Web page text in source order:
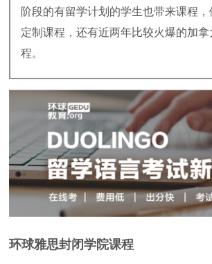
阶段的有留学计划的学生也带来课程
定制课程，还有近两年比较火爆的加拿
程。
环球雅思封闭学院课程